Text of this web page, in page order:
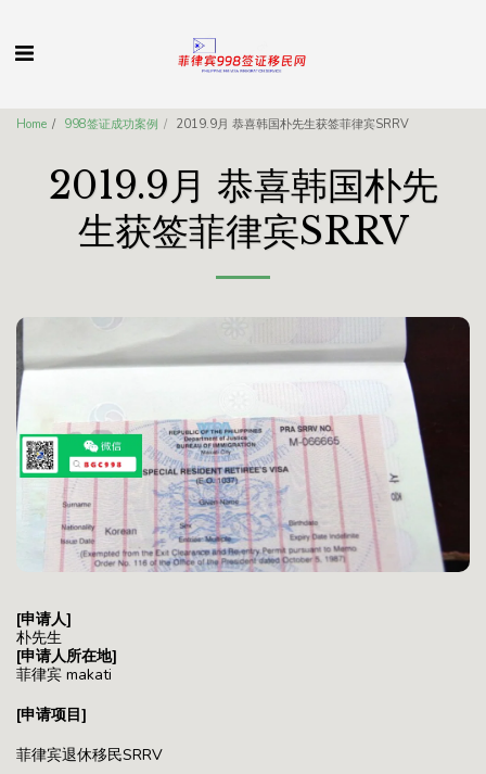
Home 998签证成功案例 2019.9月 恭喜韩国朴先生获签菲律宾SRRV
2019.9月 恭喜韩国朴先
生获签菲律宾SRRV
[申请人]
朴先生
[申请人所在地]
菲律宾 makati
[申请项目]
菲律宾退休移民SRRV